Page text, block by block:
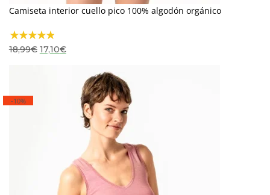
Camiseta interior cuello pico 100% algodón orgánico
18,99€ El
precio
17,10€El
precio
17,10€.
-10%